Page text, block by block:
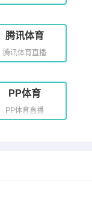
腾讯体育
腾讯体育直播
PP体育
PP体育直播